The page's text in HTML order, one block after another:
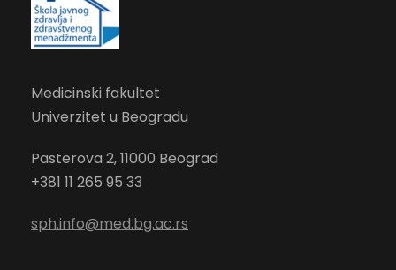
Medicinski fakultet
Univerzitet u Beogradu
Pasterova 2, 11000 Beograd
+381 11 265 95 33
sph.info@med.bg.ac.rs